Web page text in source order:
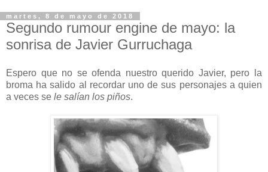
martes, 8 de mayo de 2018
Segundo rumour engine de mayo: la
sonrisa de Javier Gurruchaga
Espero que no se ofenda nuestro querido Javier, pero la
broma ha salido al recordar uno de sus personajes a quien
a veces se le salían los piños.